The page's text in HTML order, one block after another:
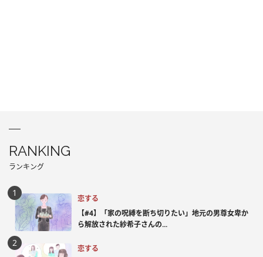
RANKING
ランキング
恋する
【#4】「家の呪縛を断ち切りたい」地元の男尊女卑か
ら解放された紗希子さんの...
恋する